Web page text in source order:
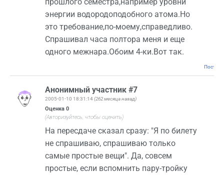
энергии водородоподобного атома.Но
это требование,по-моему,справедливо.
Спрашивал часа полтора меня и еще
одного межнара.Обоим 4-ки.Вот так.
Анонимный участник #7
2005-01-10 18:31:14(262 месяца назад)
Оценка 0
(Авторизуйтесь, чтобы оценить)
На пересдаче сказал сразу: "Я по билету
не спрашиваю, спрашиваю только
самые простые вещи". Да, совсем
простые, если вспомнить пару-тройку